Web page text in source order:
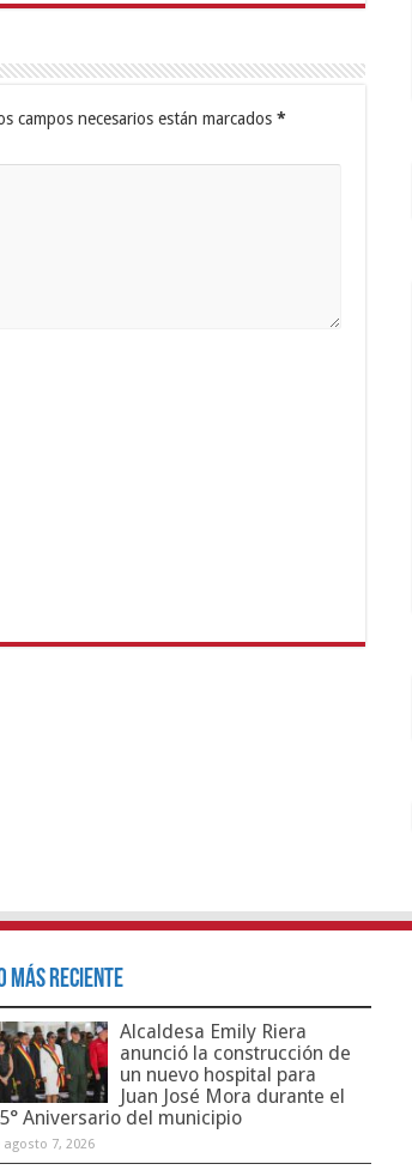
campos necesarios están marcados *
Más Reciente
Alcaldesa Emily Riera
anunció la construcción de
un nuevo hospital para
Juan José Mora durante el
Aniversario del municipio
agosto 7, 2026